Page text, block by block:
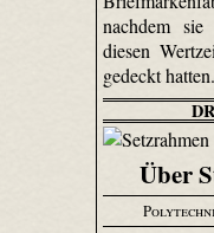
nachdem
diesen
gedeckt hatten.
Über